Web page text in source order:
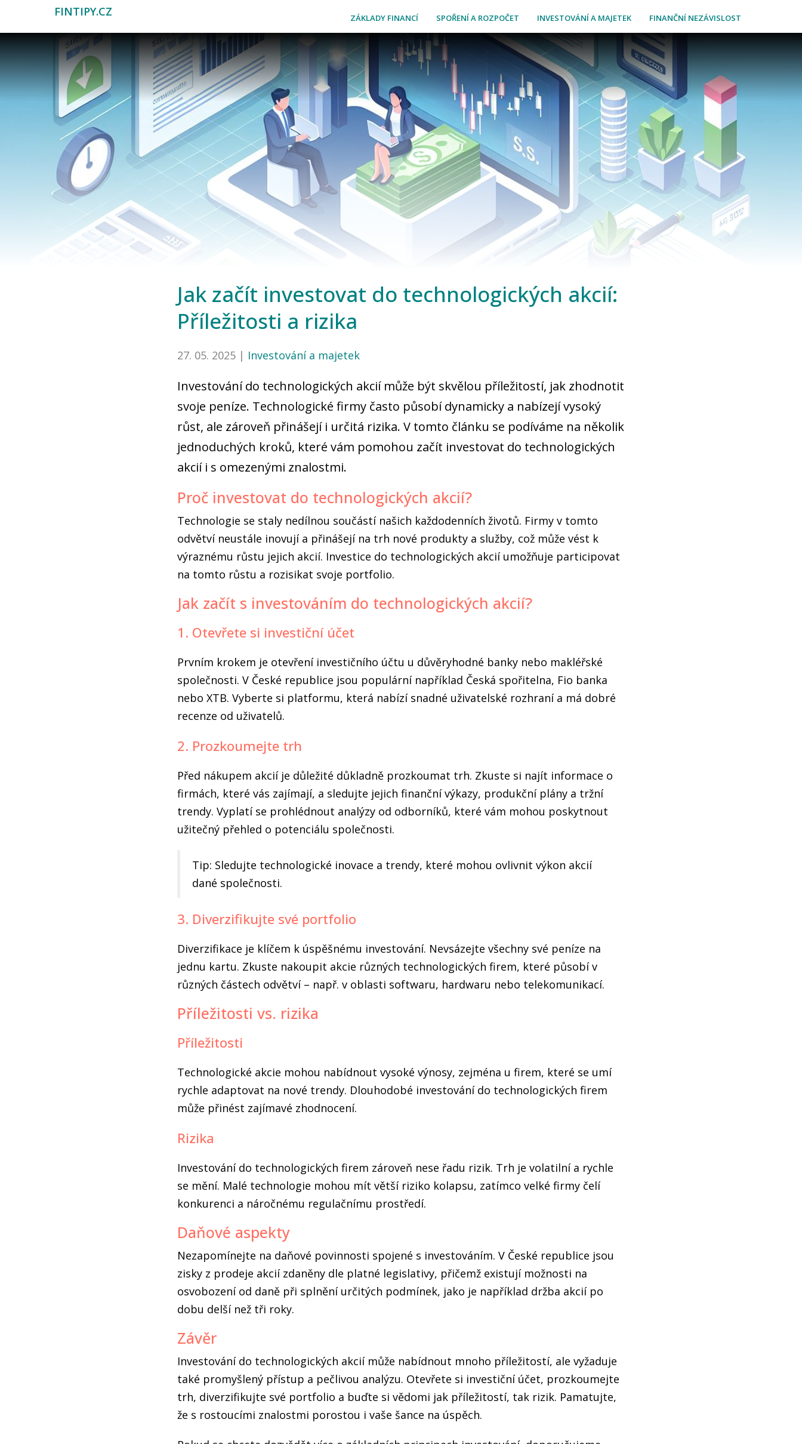
FINTIPY.CZ ZÁKLADY FINANCÍ SPOŘENÍ A ROZPOČET INVESTOVÁNÍ A MAJETEK FINANČNÍ NEZÁVISLOST
Jak začít investovat do technologických akcií:
Příležitosti a rizika
27. 05. 2025 | Investování a majetek
Investování do technologických akcií může být skvělou příležitostí, jak zhodnotit
svoje peníze. Technologické firmy často působí dynamicky a nabízejí vysoký
růst, ale zároveň přinášejí i určitá rizika. V tomto článku se podíváme na několik
jednoduchých kroků, které vám pomohou začít investovat do technologických
akcií i s omezenými znalostmi.
Proč investovat do technologických akcií?
Technologie se staly nedílnou součástí našich každodenních životů. Firmy v tomto
odvětví neustále inovují a přinášejí na trh nové produkty a služby, což může vést k
výraznému růstu jejich akcií. Investice do technologických akcií umožňuje participovat
na tomto růstu a rozisikat svoje portfolio.
Jak začít s investováním do technologických akcií?
1. Otevřete si investiční účet
Prvním krokem je otevření investičního účtu u důvěryhodné banky nebo makléřské
společnosti. V České republice jsou populární například Česká spořitelna, Fio banka
nebo XTB. Vyberte si platformu, která nabízí snadné uživatelské rozhraní a má dobré
recenze od uživatelů.
2. Prozkoumejte trh
Před nákupem akcií je důležité důkladně prozkoumat trh. Zkuste si najít informace o
firmách, které vás zajímají, a sledujte jejich finanční výkazy, produkční plány a tržní
trendy. Vyplatí se prohlédnout analýzy od odborníků, které vám mohou poskytnout
užitečný přehled o potenciálu společnosti.
Tip: Sledujte technologické inovace a trendy, které mohou ovlivnit výkon akcií
dané společnosti.
3. Diverzifikujte své portfolio
Diverzifikace je klíčem k úspěšnému investování. Nevsázejte všechny své peníze na
jednu kartu. Zkuste nakoupit akcie různých technologických firem, které působí v
různých částech odvětví – např. v oblasti softwaru, hardwaru nebo telekomunikací.
Příležitosti vs. rizika
Příležitosti
Technologické akcie mohou nabídnout vysoké výnosy, zejména u firem, které se umí
rychle adaptovat na nové trendy. Dlouhodobé investování do technologických firem
může přinést zajímavé zhodnocení.
Rizika
Investování do technologických firem zároveň nese řadu rizik. Trh je volatilní a rychle
se mění. Malé technologie mohou mít větší riziko kolapsu, zatímco velké firmy čelí
konkurenci a náročnému regulačnímu prostředí.
Daňové aspekty
Nezapomínejte na daňové povinnosti spojené s investováním. V České republice jsou
zisky z prodeje akcií zdaněny dle platné legislativy, přičemž existují možnosti na
osvobození od daně při splnění určitých podmínek, jako je například držba akcií po
dobu delší než tři roky.
Závěr
Investování do technologických akcií může nabídnout mnoho příležitostí, ale vyžaduje
také promyšlený přístup a pečlivou analýzu. Otevřete si investiční účet, prozkoumejte
trh, diverzifikujte své portfolio a buďte si vědomi jak příležitostí, tak rizik. Pamatujte,
že s rostoucími znalostmi porostou i vaše šance na úspěch.